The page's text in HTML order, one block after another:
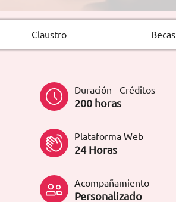
Claustro Becas
Duración - Créditos
200 horas
Plataforma Web
24 Horas
Acompañamiento
Personalizado